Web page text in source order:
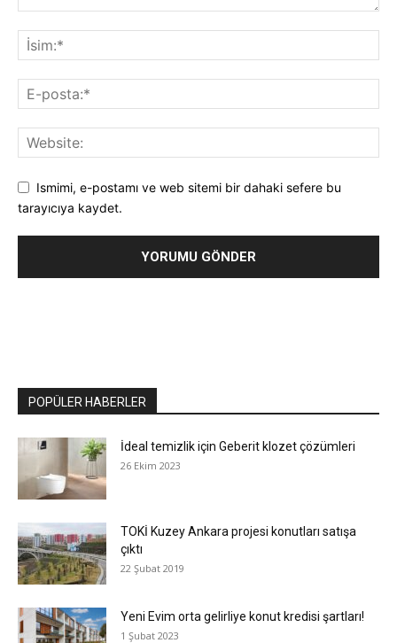
Ismimi, e-postamı ve web sitemi bir dahaki sefere bu
tarayıcıya kaydet.
POPÜLER HABERLER
İdeal temizlik için Geberit klozet çözümleri
26 Ekim 2023
TOKİ Kuzey Ankara projesi konutları satışa
çıktı
22 Şubat 2019
Yeni Evim orta gelirliye konut kredisi şartları!
1 Şubat 2023